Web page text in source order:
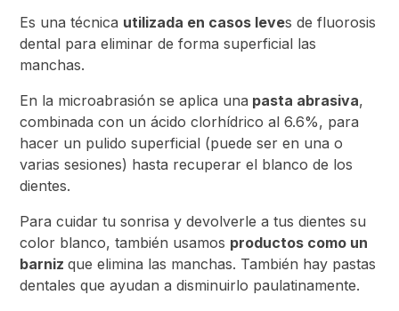
Es una técnica utilizada en casos leves de fluorosis
dental para eliminar de forma superficial las
manchas.
En la microabrasión se aplica una pasta abrasiva,
combinada con un ácido clorhídrico al 6.6%, para
hacer un pulido superficial (puede ser en una o
varias sesiones) hasta recuperar el blanco de los
dientes.
Para cuidar tu sonrisa y devolverle a tus dientes su
color blanco, también usamos productos como un
barnizque elimina las manchas. También hay pastas
dentales que ayudan a disminuirlo paulatinamente.